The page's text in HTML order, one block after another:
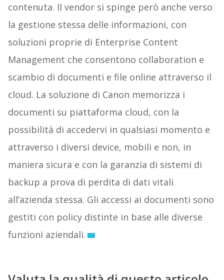
contenuta. Il vendor si spinge però anche verso
la gestione stessa delle informazioni, con
soluzioni proprie di Enterprise Content
Management che consentono collaboration e
scambio di documenti e file online attraverso il
cloud. La soluzione di Canon memorizza i
documenti su piattaforma cloud, con la
possibilità di accedervi in qualsiasi momento e
attraverso i diversi device, mobili e non, in
maniera sicura e con la garanzia di sistemi di
backup a prova di perdita di dati vitali
all’azienda stessa. Gli accessi ai documenti sono
gestiti con policy distinte in base alle diverse
funzioni aziendali.